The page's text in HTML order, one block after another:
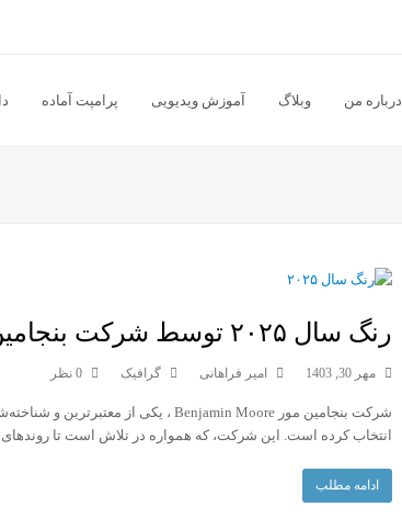
درباره من وبلاگ آموزش ویدیویی پرامپت آماده
رنگ سال ۲۰۲۵ توسط شرکت بنجامین مور انتخاب شد
مهر 30, 1403 امیر فراهانی گرافیک 0 نظر
انتخاب کرده است. این شرکت، که همواره در تلاش است تا
ادامه مطلب